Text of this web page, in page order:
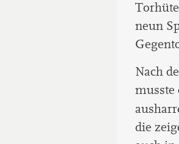
neun
Nach
musste
die